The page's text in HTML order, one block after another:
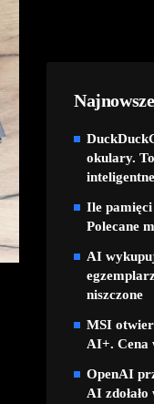
okulary.
Ile
Polecane
AI
niszczone
MSI
AI+. Cena
OpenAI
AI